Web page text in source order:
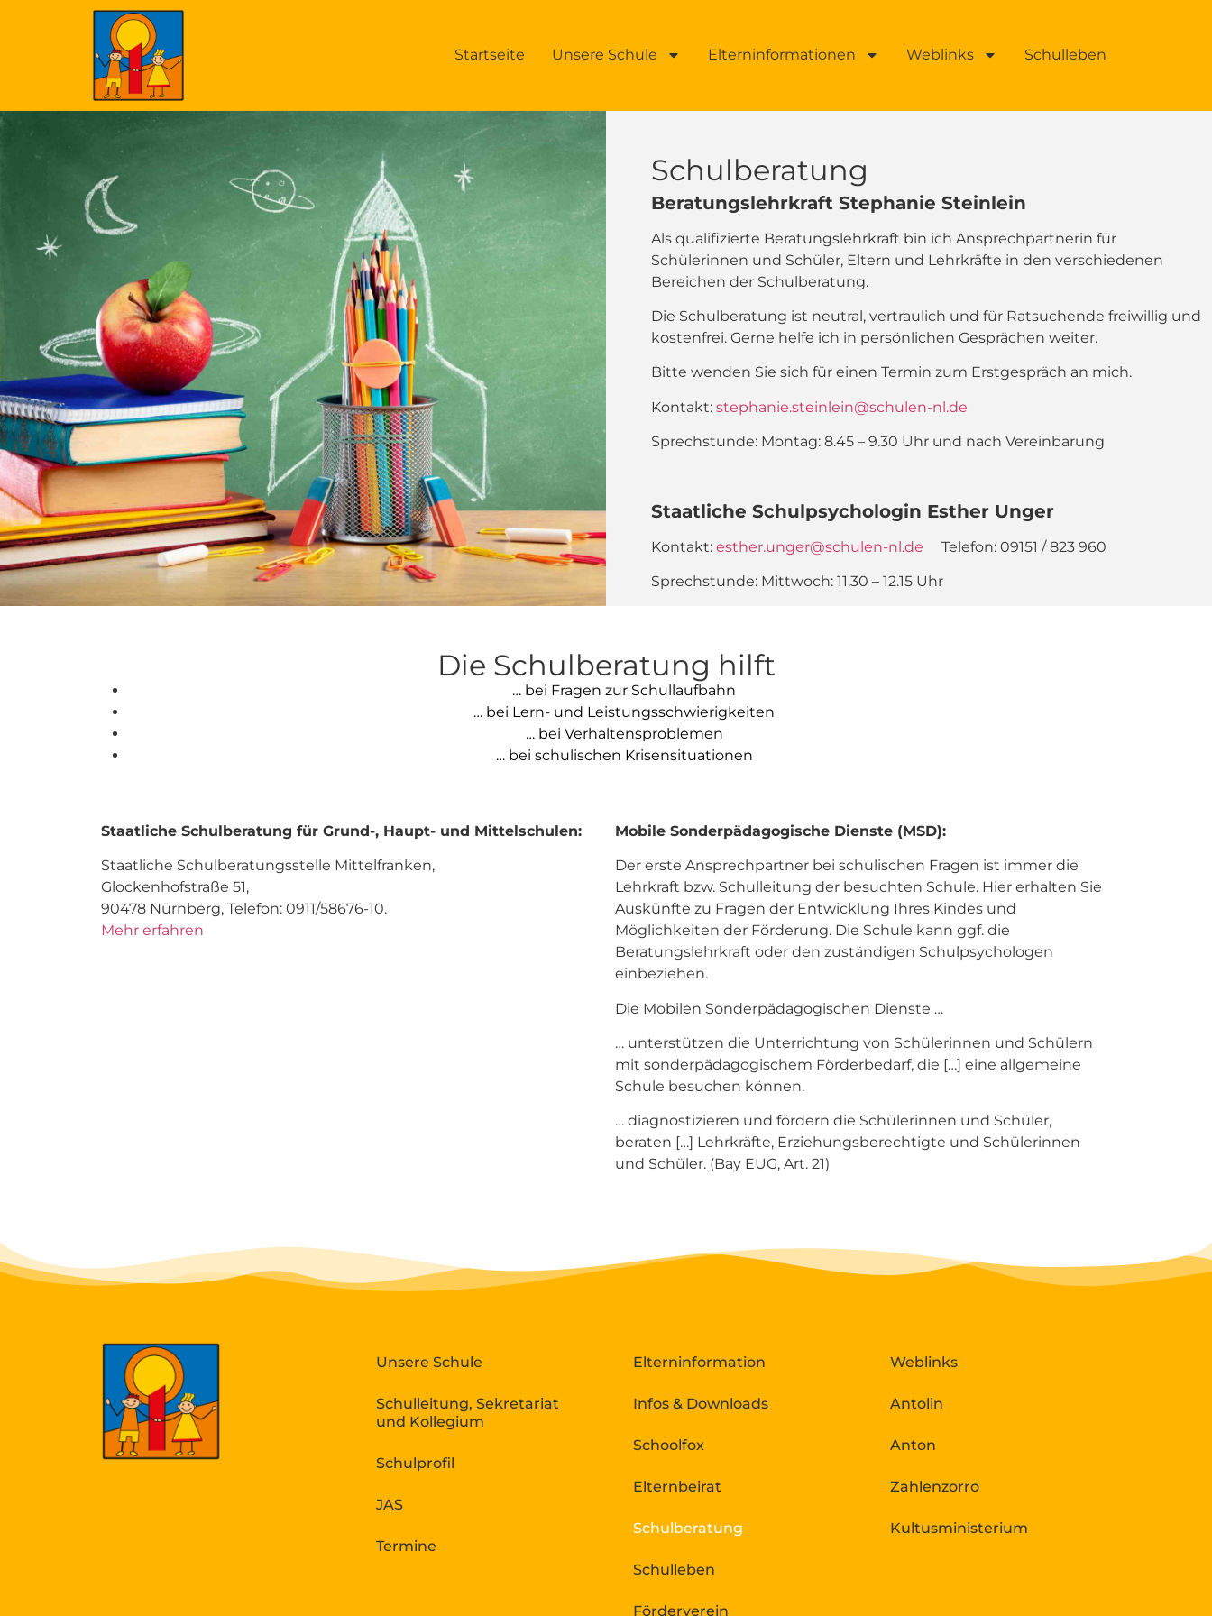
Startseite Unsere Schule Elterninformationen Weblinks Schulleben
Schulberatung
Beratungslehrkraft Stephanie Steinlein
Als qualifizierte Beratungslehrkraft bin ich Ansprechpartnerin für
Schülerinnen und Schüler, Eltern und Lehrkräfte in den verschiedenen
Bereichen der Schulberatung.
Die Schulberatung ist neutral, vertraulich und für Ratsuchende freiwillig und
kostenfrei. Gerne helfe ich in persönlichen Gesprächen weiter.
Bitte wenden Sie sich für einen Termin zum Erstgespräch an mich.
Kontakt: stephanie.steinlein@schulen-nl.de
Sprechstunde: Montag: 8.45 – 9.30 Uhr und nach Vereinbarung
Staatliche Schulpsychologin Esther Unger
Kontakt: esther.unger@schulen-nl.de Telefon: 09151 / 823 960
Sprechstunde: Mittwoch: 11.30 – 12.15 Uhr
Die Schulberatung hilft
… bei Fragen zur Schullaufbahn
… bei Lern- und Leistungsschwierigkeiten
… bei Verhaltensproblemen
… bei schulischen Krisensituationen
Staatliche Schulberatung für Grund-, Haupt- und Mittelschulen:
Staatliche Schulberatungsstelle Mittelfranken,
Glockenhofstraße 51,
90478 Nürnberg, Telefon: 0911/58676-10.
Mehr erfahren
Mobile Sonderpädagogische Dienste (MSD):
Der erste Ansprechpartner bei schulischen Fragen ist immer die
Lehrkraft bzw. Schulleitung der besuchten Schule. Hier erhalten Sie
Auskünfte zu Fragen der Entwicklung Ihres Kindes und
Möglichkeiten der Förderung. Die Schule kann ggf. die
Beratungslehrkraft oder den zuständigen Schulpsychologen
einbeziehen.
Die Mobilen Sonderpädagogischen Dienste …
… unterstützen die Unterrichtung von Schülerinnen und Schülern
mit sonderpädagogischem Förderbedarf, die […] eine allgemeine
Schule besuchen können.
… diagnostizieren und fördern die Schülerinnen und Schüler,
beraten […] Lehrkräfte, Erziehungsberechtigte und Schülerinnen
und Schüler. (Bay EUG, Art. 21)
Unsere Schule
Schulleitung, Sekretariat
und Kollegium
Schulprofil
JAS
Termine
Elterninformation
Infos & Downloads
Schoolfox
Elternbeirat
Schulberatung
Schulleben
Förderverein
Weblinks
Antolin
Anton
Zahlenzorro
Kultusministerium